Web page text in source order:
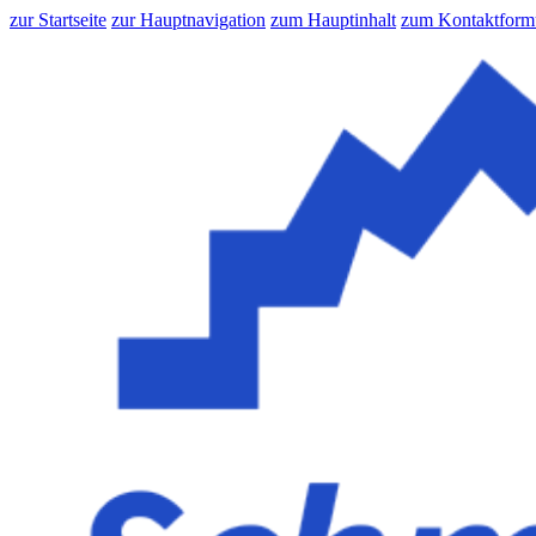
zur Startseite zur Hauptnavigation zum Hauptinhalt zum